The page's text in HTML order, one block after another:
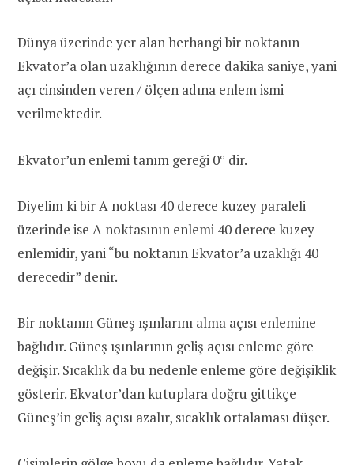
Dünya üzerinde yer alan herhangi bir noktanın
Ekvator’a olan uzaklığının derece dakika saniye, yani
açı cinsinden veren / ölçen adına enlem ismi
verilmektedir.
Ekvator’un enlemi tanım gereği 0° dir.
Diyelim ki bir A noktası 40 derece kuzey paraleli
üzerinde ise A noktasının enlemi 40 derece kuzey
enlemidir, yani “bu noktanın Ekvator’a uzaklığı 40
derecedir” denir.
Bir noktanın Güneş ışınlarını alma açısı enlemine
bağlıdır. Güneş ışınlarının geliş açısı enleme göre
değişir. Sıcaklık da bu nedenle enleme göre değişiklik
gösterir. Ekvator’dan kutuplara doğru gittikçe
Güneş’in geliş açısı azalır, sıcaklık ortalaması düşer.